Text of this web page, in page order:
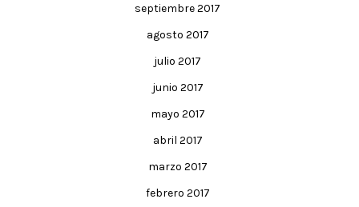
septiembre 2017
agosto 2017
julio 2017
junio 2017
mayo 2017
abril 2017
marzo 2017
febrero 2017